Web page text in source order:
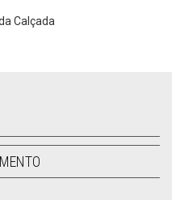
Calçada